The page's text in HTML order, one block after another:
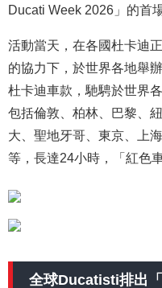
Ducati Week 2026」的首
活動當天，在各國杜卡迪
的協力下，於世界各地舉
杜卡迪車款，馳騁於世界
包括倫敦、柏林、巴黎、
大、聖地牙哥、東京、上
等，長達24小時，「紅色
全球Ducatisti排出